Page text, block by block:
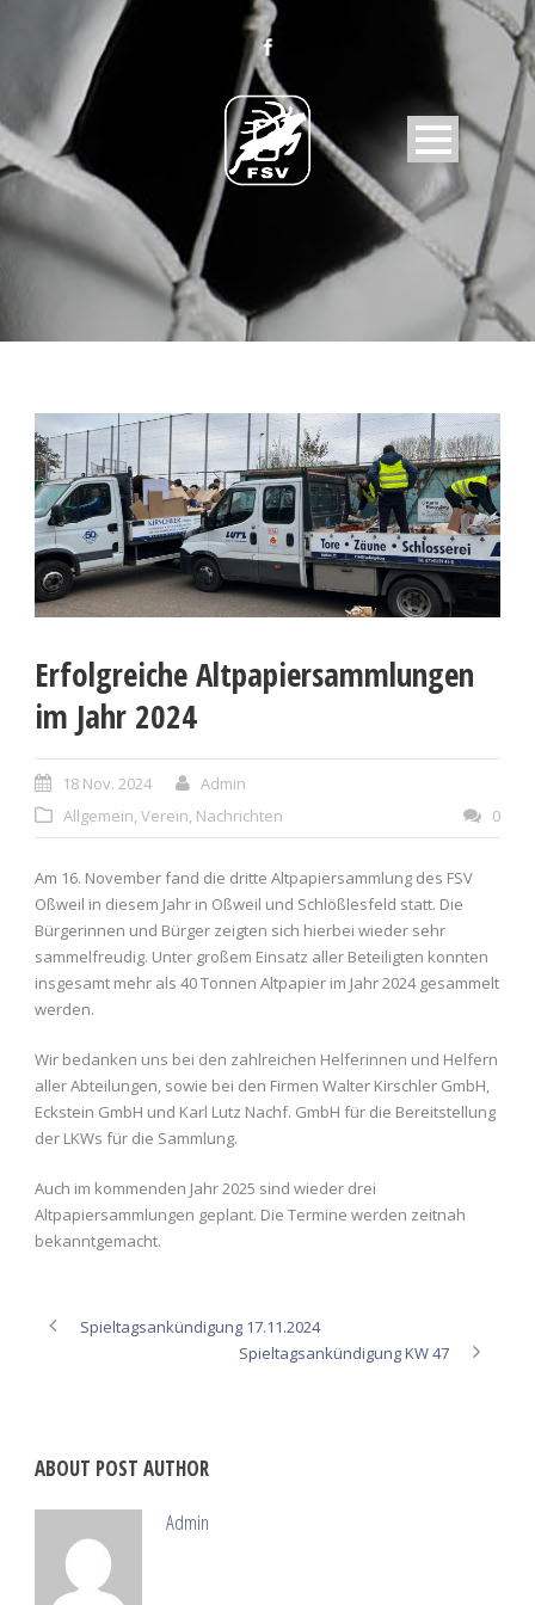
Erfolgreiche Altpapiersammlungen
im Jahr 2024
18 Nov. 2024
Admin
Allgemein, Verein, Nachrichten 0
Am 16. November fand die dritte Altpapiersammlung des FSV
Oßweil in diesem Jahr in Oßweil und Schlößlesfeld statt. Die
Bürgerinnen und Bürger zeigten sich hierbei wieder sehr
sammelfreudig. Unter großem Einsatz aller Beteiligten konnten
insgesamt mehr als 40 Tonnen Altpapier im Jahr 2024 gesammelt
werden.
Wir bedanken uns bei den zahlreichen Helferinnen und Helfern
aller Abteilungen, sowie bei den Firmen Walter Kirschler GmbH,
Eckstein GmbH und Karl Lutz Nachf. GmbH für die Bereitstellung
der LKWs für die Sammlung.
Auch im kommenden Jahr 2025 sind wieder drei
Altpapiersammlungen geplant. Die Termine werden zeitnah
bekanntgemacht.
Spieltagsankündigung 17.11.2024
Spieltagsankündigung KW 47
ABOUT POST AUTHOR
Admin